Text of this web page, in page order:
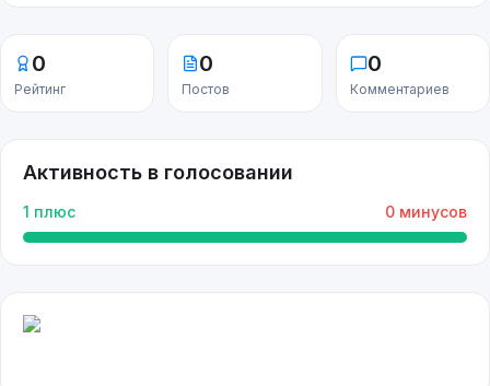
0
Рейтинг
0
Постов
0
Комментариев
Активность в голосовании
1 плюс 0 минусов